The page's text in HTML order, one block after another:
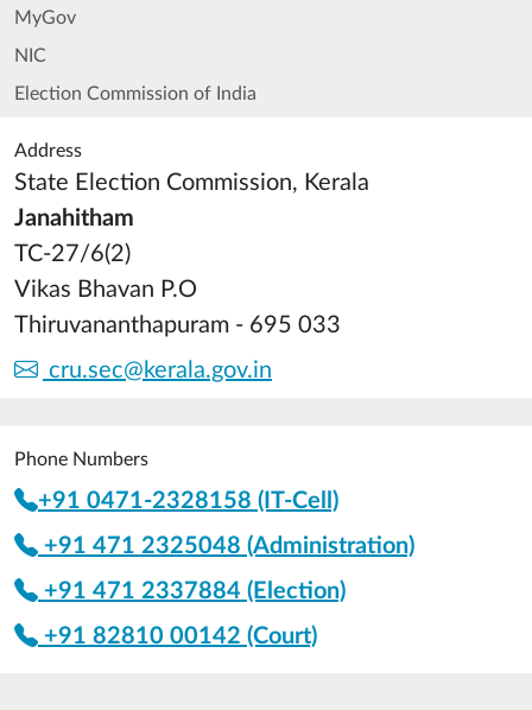
MyGov
NIC
Election Commission of India
Address
State Election Commission, Kerala
Janahitham
TC-27/6(2)
Vikas Bhavan P.O
Thiruvananthapuram - 695 033
cru.sec@kerala.gov.in
Phone Numbers
+91 0471-2328158 (IT-Cell)
+91 471 2325048 (Administration)
+91 471 2337884 (Election)
+91 82810 00142 (Court)